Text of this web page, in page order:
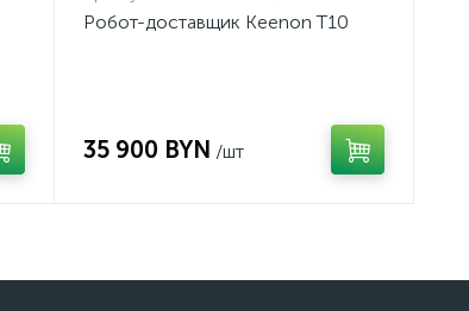
Робот-доставщик Keenon T10
35 900 BYN /шт